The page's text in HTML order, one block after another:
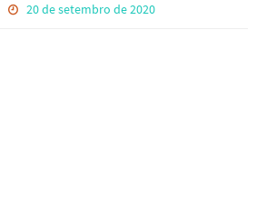
20 de setembro de 2020